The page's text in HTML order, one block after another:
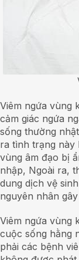
Viêm ngứa vùng
cảm giác ngứa
sống thường
ra tình trạng này
vùng âm đạo bị
nhập, Ngoài ra,
dung dịch vệ
nguyên nhân
Viêm ngứa vùng
cuộc sống hằng
phải các bệnh